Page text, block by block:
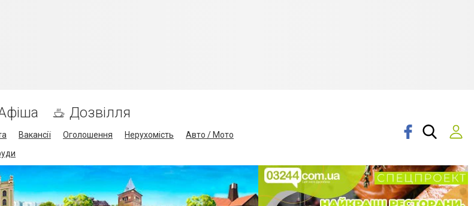
Дозвілля
Вакансії Оголошення Нерухомість
Авто / Мото